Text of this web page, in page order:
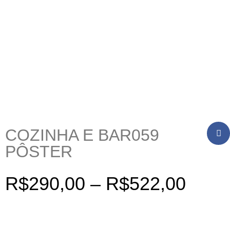
COZINHA E BAR059
PÔSTER
R$290,00 – R$522,00